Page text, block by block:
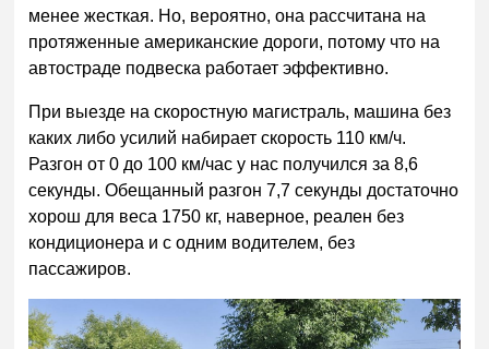
менее жесткая. Но, вероятно, она рассчитана на
протяженные американские дороги, потому что на
автостраде подвеска работает эффективно.
При выезде на скоростную магистраль, машина без
каких либо усилий набирает скорость 110 км/ч.
Разгон от 0 до 100 км/час у нас получился за 8,6
секунды. Обещанный разгон 7,7 секунды достаточно
хорош для веса 1750 кг, наверное, реален без
кондиционера и с одним водителем, без
пассажиров.